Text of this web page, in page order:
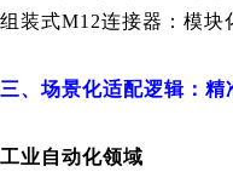
组装式M12连接器：模
三、场景化适配逻辑：精
工业自动化领域